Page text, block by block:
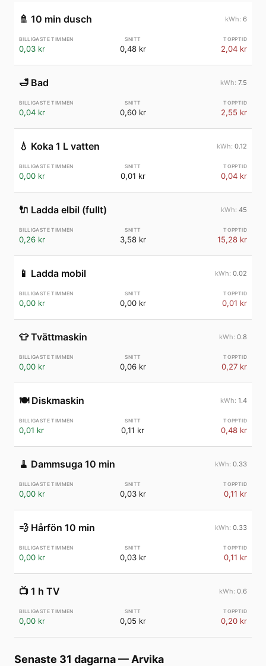
🚿 10 min dusch 6
0,03 kr 0,48 kr 2,04 kr
🛁 Bad 7.5
0,04 kr 0,60 kr 2,55 kr
💧 Koka 1 L vatten 0.12
0,00 kr 0,01 kr 0,04 kr
🔌 Ladda elbil (fullt) 45
0,26 kr 3,58 kr 15,28 kr
📱 Ladda mobil 0.02
0,00 kr 0,00 kr 0,01 kr
👕 Tvättmaskin 0.8
0,00 kr 0,06 kr 0,27 kr
🍽️ Diskmaskin 1.4
0,01 kr 0,11 kr 0,48 kr
🧹 Dammsuga 10 min 0.33
0,00 kr 0,03 kr 0,11 kr
💨 Hårfön 10 min 0.33
0,00 kr 0,03 kr 0,11 kr
📺 1 h TV 0.6
0,00 kr 0,05 kr 0,20 kr
Senaste 31 dagarna— Arvika